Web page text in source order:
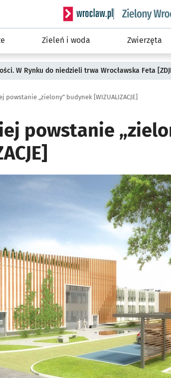
Serwis informacyjny
Zieleń i woda Zwierzęta
W Rynku do niedzieli trwa Wrocławska Feta
powstanie „zielony” budynek [WIZUALIZACJE]
powstanie